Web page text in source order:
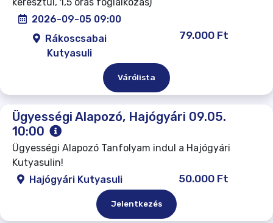
2026-09-05 09:00
Rákoscsabai
Kutyasuli
79.000 Ft
Várólista
Ügyességi Alapozó, Hajógyári 09.05.
10:00
Ügyességi Alapozó Tanfolyam indul a Hajógyári
Kutyasulin!
Hajógyári Kutyasuli
50.000 Ft
Jelentkezés